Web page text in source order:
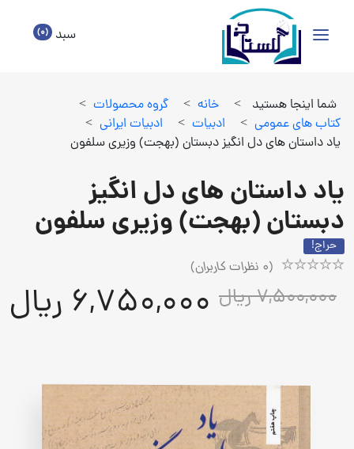
سبد (0)
شما اینجا هستید > خانه > گروه محصولات >
كتاب هاي عمومي > ادبيات > ادبيات ايراني >
یاد داستان های دل انگیز دبستان (بهجت) وزیری سلفون
یاد داستان های دل انگیز
دبستان (بهجت) وزیری سلفون
حراج!
5.00
(
0 نظرات کاربران)
7,500,000 ریال 6,750,000 ریال